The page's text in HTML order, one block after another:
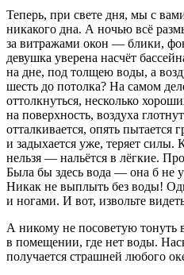
Теперь, при свете дня, мы с
никакого дна. А ночью всё
за витражами окон — блики,
девушка уверена насчёт
на дне, под толщею воды, а
шесть до потолка? На самом
оттолкнуться, несколько
на поверхность, воздуха
отталкивается, опять пытается
и задыхается уже, теряет силы.
нельзя — нальётся в лёгкие.
Была бы здесь вода — она б не
Никак не выплыть без воды!
и ногами. И вот, извольте
А никому не посоветую тонуть
в помещении, где нет воды.
получается страшней любого